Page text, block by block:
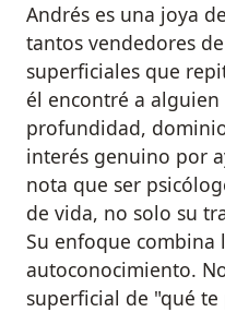
Andrés es una joya
tantos vendedores
superficiales que
él encontré a
profundidad,
interés genuino por
nota que ser
de vida, no solo su
Su enfoque
autoconocimiento.
superficial de "qué